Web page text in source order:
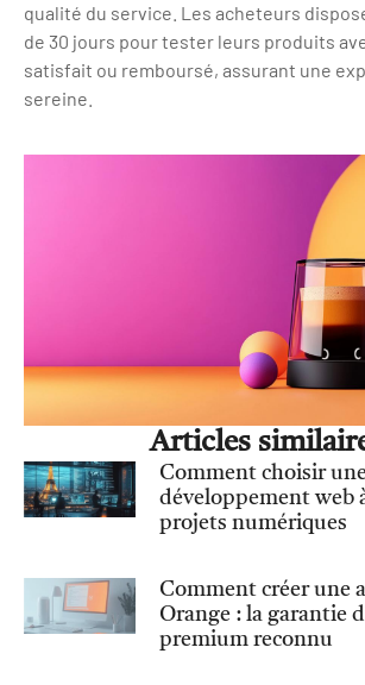
qualité du service. Les acheteurs
de 30 jours pour tester leurs produits
satisfait ou remboursé, assurant une
sereine.
Articles
Comment choisir
développement web
projets numériques
Comment créer une
Orange : la garantie
premium reconnu